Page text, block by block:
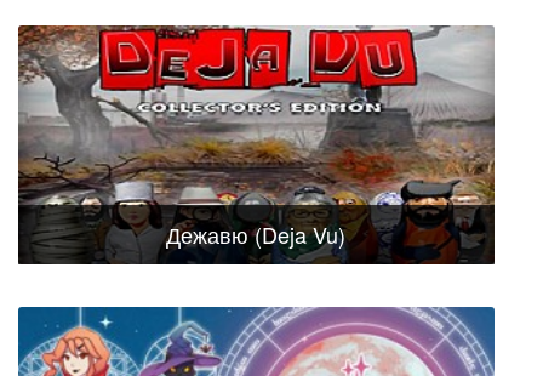
Дежавю (Deja Vu)